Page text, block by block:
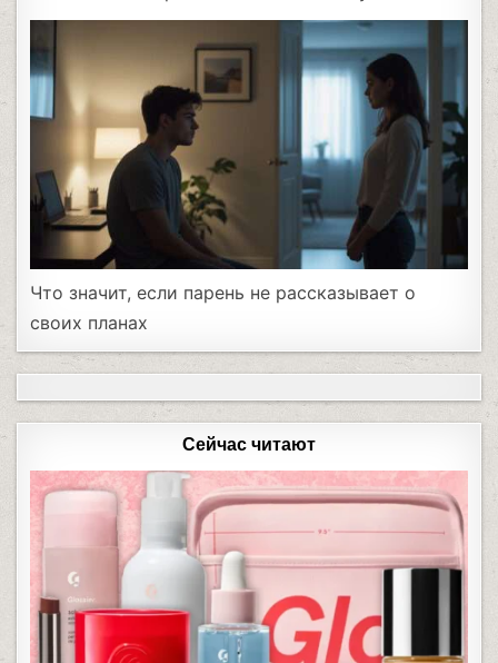
Что значит, если парень не рассказывает о
своих планах
Сейчас читают